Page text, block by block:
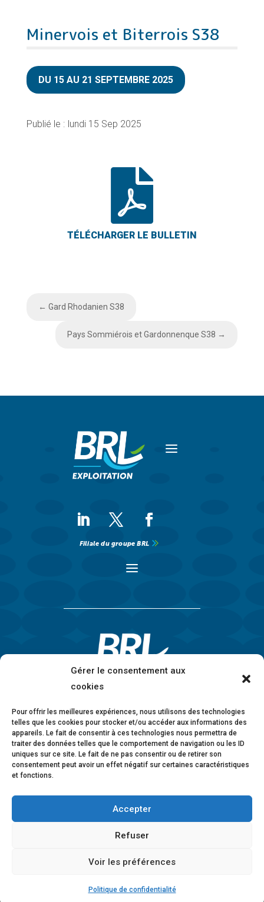
Gérer le consentement aux
cookies
Pour offrir les meilleures expériences, nous utilisons des technologies
telles que les cookies pour stocker et/ou accéder aux informations des
appareils. Le fait de consentir à ces technologies nous permettra de
traiter des données telles que le comportement de navigation ou les ID
uniques sur ce site. Le fait de ne pas consentir ou de retirer son
consentement peut avoir un effet négatif sur certaines caractéristiques
et fonctions.
Accepter
Refuser
Voir les préférences
Politique de confidentialité
Minervois et Biterrois S38
DU 15 AU 21 SEPTEMBRE 2025
lundi 15 Sep 2025

← Gard Rhodanien S38
Pays Sommiérois et Gardonnenque S38 →
a
a
Filiale du groupe BRL
• Politique de confidentialité
Lanceurs d’alerte
© 2026 BRL Exploitation